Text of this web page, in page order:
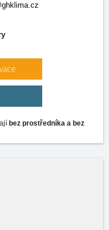
bez prostředníka a bez